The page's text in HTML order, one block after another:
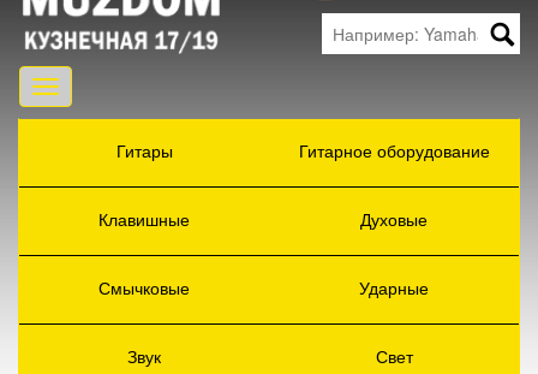
Toggle
navigation
Гитары
Гитарное оборудование
Клавишные Духовые
Смычковые Ударные
Звук Свет